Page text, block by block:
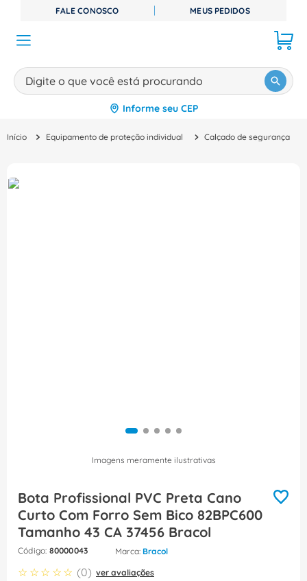
FALE CONOSCO MEUS PEDIDOS
Digite o que você está procurando
Informe seu CEP
Equipamento de proteção individual Calçado de segurança
Imagens meramente ilustrativas
Bota Profissional PVC Preta Cano
Curto Com Forro Sem Bico 82BPC600
Tamanho 43 CA 37456 Bracol
: 80000043 Bracol
☆ ☆ ☆ ☆ ☆ (0) ver avaliações
TERMOS MAIS BUSCADOS
º disjuntor